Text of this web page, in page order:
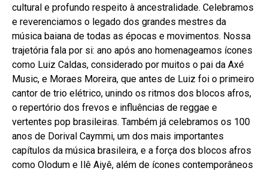
cultural e profundo respeito à ancestralidade. Celebramos
e reverenciamos o legado dos grandes mestres da
música baiana de todas as épocas e movimentos. Nossa
trajetória fala por si: ano após ano homenageamos ícones
como Luiz Caldas, considerado por muitos o pai da Axé
Music, e Moraes Moreira, que antes de Luiz foi o primeiro
cantor de trio elétrico, unindo os ritmos dos blocos afros,
o repertório dos frevos e influências de reggae e
vertentes pop brasileiras. Também já celebramos os 100
anos de Dorival Caymmi, um dos mais importantes
capítulos da música brasileira, e a força dos blocos afros
como Olodum e Ilê Aiyê, além de ícones contemporâneos